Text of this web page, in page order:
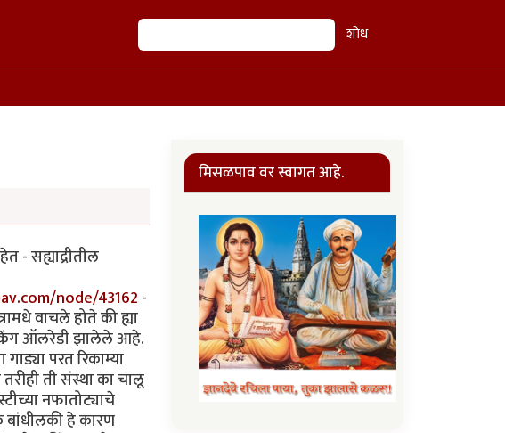
शोध शोध
- सह्याद्रीतील
node/43162-
वाचले होते की ह्या
ऑलरेडी झालेले आहे.
परत रिकाम्या
ती संस्था का चालू
नफातोट्याचे
बांधीलकी हे कारण
मिसळपाव वर स्वागत आहे.